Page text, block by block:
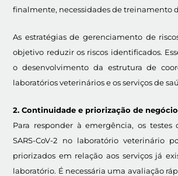
finalmente, necessidades de treinamento
As estratégias de gerenciamento de
objetivo reduzir os riscos identificados.
o desenvolvimento da estrutura de
laboratórios veterinários e os serviços de
2. Continuidade e priorização de
Para responder à emergência, os testes
SARS-CoV-2 no laboratório veterinário
priorizados em relação aos serviços já
laboratório. É necessária uma avaliação